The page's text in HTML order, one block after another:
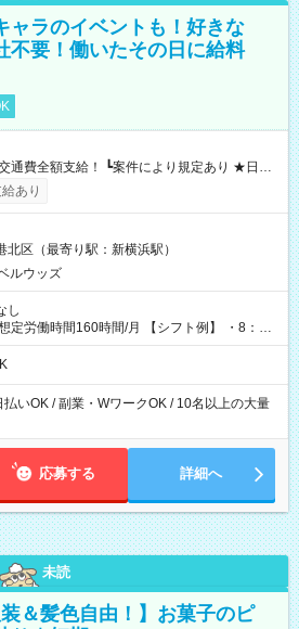
ャラのイベントも！好きな
要！働いたその日に給料
） ┗働いたその日に現金GET♪ お仕事後はコ
分を引き落とせます！ 【試用期間】試
あり
北区（最寄り駅：新横浜駅）
ルウッズ
し
間160時間/月 【シフト例】 ・8：00
いOK / 副業・WワークOK / 10名以上の大量
応募する 詳細へ
未読
＆髪色自由！】お菓子のピ